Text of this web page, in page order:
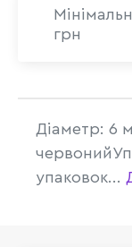
грн
Діаметр: 6
упаковок...